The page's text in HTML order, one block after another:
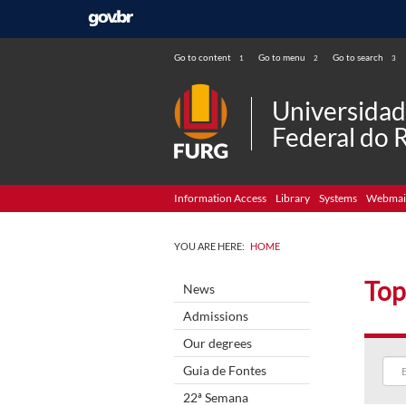
Go to content 1 Go to menu 2 Go to search 3
Federal do
Information Access Library Systems
YOU ARE HERE: HOME
News
Admissions
Our degrees
Guia de Fontes
22ª Semana